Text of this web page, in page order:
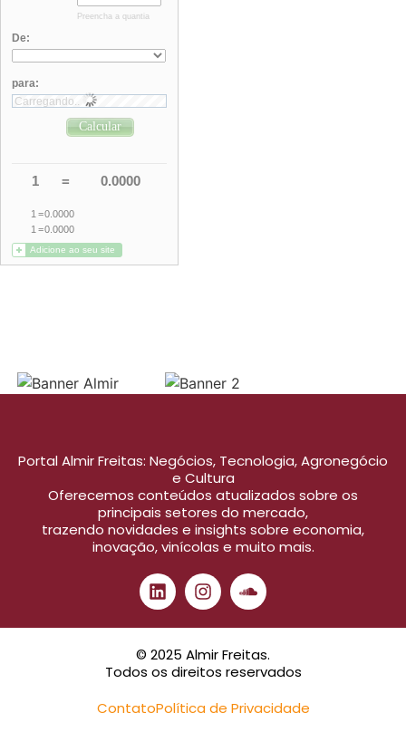
Portal Almir Freitas: Negócios, Tecnologia, Agronegócio
e Cultura
Oferecemos conteúdos atualizados sobre os
principais setores do mercado,
trazendo novidades e insights sobre economia,
inovação, vinícolas e muito mais.
© 2025 Almir Freitas.
Todos os direitos reservados
ContatoPolítica de Privacidade